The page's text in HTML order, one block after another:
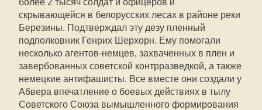
более 2 тысяч солдат и офицеров и
скрывающейся в белорусских лесах в районе реки
Березины. Подтверждал эту дезу пленный
подполковник Генрих Шерхорн. Ему помогали
несколько агентов-немцев, захваченных в плен и
завербованных советской контрразведкой, а также
немецкие антифашисты. Все вместе они создали у
Абвера впечатление о боевых действиях в тылу
Советского Союза вымышленного формирования